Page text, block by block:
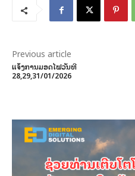
Previous article
ແຈ້ງການມອດໄຟວັນທີ
28,29,31/01/2026